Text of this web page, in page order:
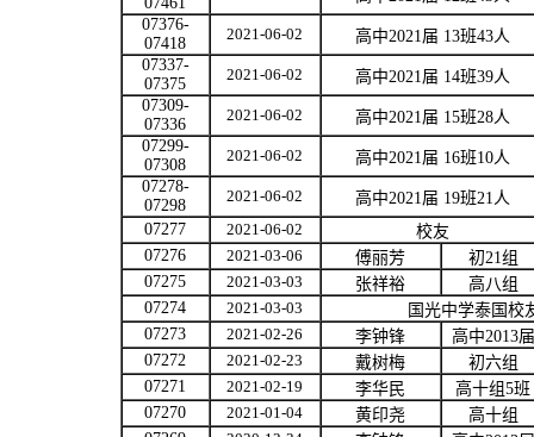
07376-
07418
2021-06-02 高中2021届 13班43人
07337-
07375
2021-06-02 高中2021届 14班39人
07309-
07336
2021-06-02 高中2021届 15班28人
07299-
07308
2021-06-02 高中2021届 16班10人
07278-
07298
2021-06-02 高中2021届 19班21人
07277
2021-06-02
校友
07276
2021-03-06 傅丽芳 初21组
07275
2021-03-03 张祥裕
高八组
07274
2021-03-03
国光中学泰国校
07273
2021-02-26 李钟锋 高中2013届
07272
2021-02-23 戴树梅
初六组
07271
2021-02-19 李华民 高十组5班
07270
2021-01-04 黄印尧
高十组